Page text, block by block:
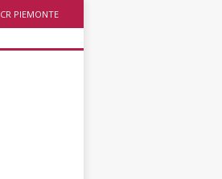
CR PIEMONTE